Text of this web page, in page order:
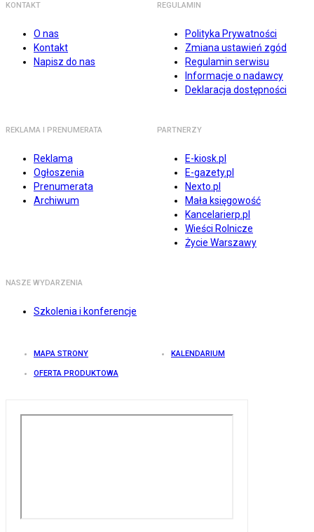
KONTAKT
O nas
Kontakt
Napisz do nas
REGULAMIN
Polityka Prywatności
Zmiana ustawień zgód
Regulamin serwisu
Informacje o nadawcy
Deklaracja dostępności
REKLAMA I PRENUMERATA
Reklama
Ogłoszenia
Prenumerata
Archiwum
PARTNERZY
E-kiosk.pl
E-gazety.pl
Nexto.pl
Mała księgowość
Kancelarierp.pl
Wieści Rolnicze
Życie Warszawy
NASZE WYDARZENIA
Szkolenia i konferencje
MAPA STRONY KALENDARIUM
OFERTA PRODUKTOWA